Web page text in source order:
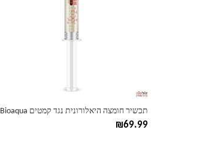
תכשיר חומצה היאלורונית נגד קמטים Bioaqua
₪69.99